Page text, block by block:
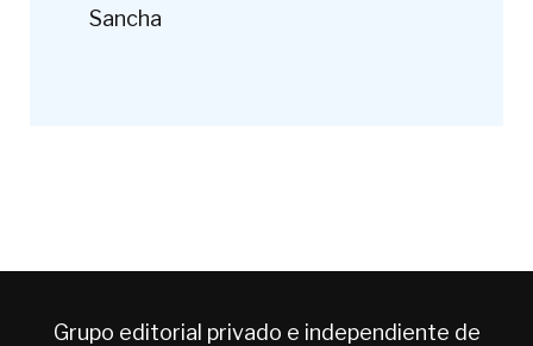
Sancha
Grupo editorial privado e independiente de